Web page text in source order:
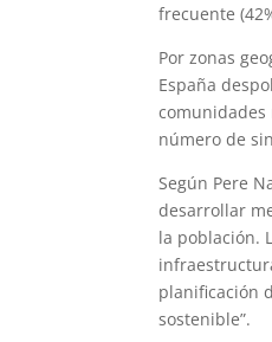
frecuente
Por zonas
España
comunidades
número de
Según Pere
desarrollar
la población.
planificación
sostenible”.